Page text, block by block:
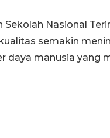
Sekolah Nasional
semakin
daya manusia yang